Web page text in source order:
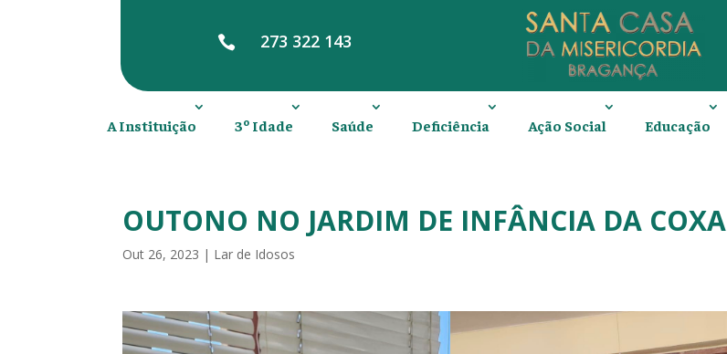
 273 322 143
A Instituição 3º Idade Saúde Deficiência Ação Social Educação
OUTONO NO JARDIM DE INFÂNCIA DA COXA
Out 26, 2023 | Lar de Idosos